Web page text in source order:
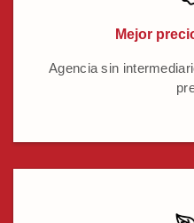
Mejor
Agencia sin